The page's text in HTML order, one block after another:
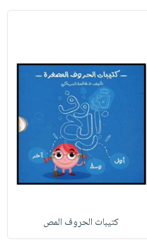
كتيبات الحروف المص